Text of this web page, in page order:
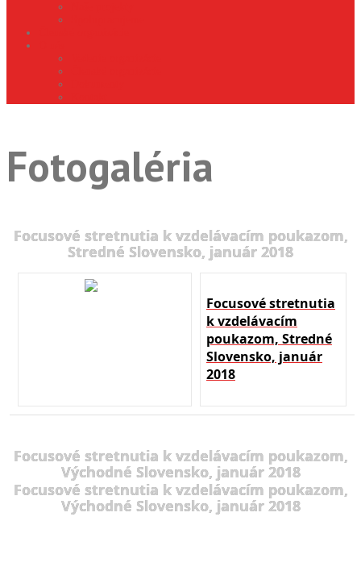
Fotogaléria
Focusové stretnutia k vzdelávacím poukazom,
Stredné Slovensko, január 2018
Focusové stretnutia
k vzdelávacím
poukazom, Stredné
Slovensko, január
2018
Focusové stretnutia k vzdelávacím poukazom,
Východné Slovensko, január 2018
Focusové stretnutia k vzdelávacím poukazom,
Východné Slovensko, január 2018